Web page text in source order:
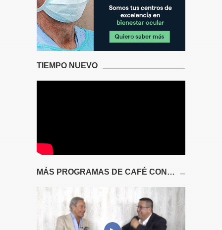
TIEMPO NUEVO
MÁS PROGRAMAS DE CAFÉ CON…